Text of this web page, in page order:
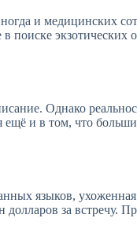
и медицинских
поиске
Однако
и в том, что
языков,
за встречу.